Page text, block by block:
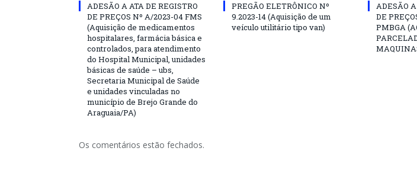
ADESÃO A ATA DE REGISTRO
DE PREÇOS Nº A/2023-04 FMS
(Aquisição de medicamentos
hospitalares, farmácia básica e
controlados, para atendimento
do Hospital Municipal, unidades
básicas de saúde – ubs,
Secretaria Municipal de Saúde
e unidades vinculadas no
município de Brejo Grande do
Araguaia/PA)
PREGÃO ELETRÔNICO Nº
9.2023-14 (Aquisição de um
veículo utilitário tipo van)
ADESÃO
DE
PMBGA
Os comentários estão fechados.